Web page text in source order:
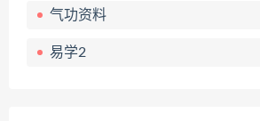
气功资料
易学2